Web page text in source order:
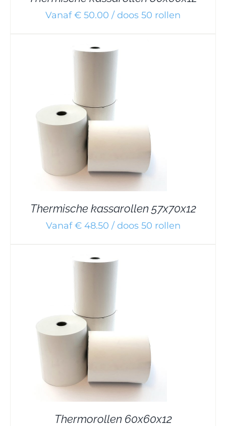
Vanaf € 50.00 / doos 50 rollen
Thermische kassarollen 57x70x12
Vanaf € 48.50 / doos 50 rollen
Thermorollen 60x60x12